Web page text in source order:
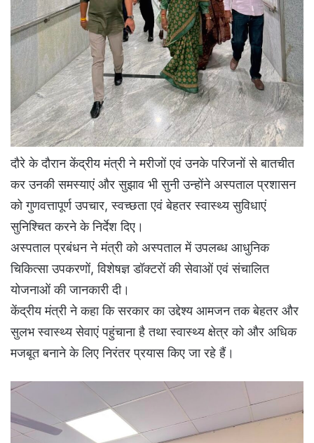
दौरे के दौरान केंद्रीय मंत्री ने मरीजों एवं उनके परिजनों से बातचीत
कर उनकी समस्याएं और सुझाव भी सुनी उन्होंने अस्पताल प्रशासन
को गुणवत्तापूर्ण उपचार, स्वच्छता एवं बेहतर स्वास्थ्य सुविधाएं
सुनिश्चित करने के निर्देश दिए।
अस्पताल प्रबंधन ने मंत्री को अस्पताल में उपलब्ध आधुनिक
चिकित्सा उपकरणों, विशेषज्ञ डॉक्टरों की सेवाओं एवं संचालित
योजनाओं की जानकारी दी।
केंद्रीय मंत्री ने कहा कि सरकार का उद्देश्य आमजन तक बेहतर और
सुलभ स्वास्थ्य सेवाएं पहुंचाना है तथा स्वास्थ्य क्षेत्र को और अधिक
मजबूत बनाने के लिए निरंतर प्रयास किए जा रहे हैं।